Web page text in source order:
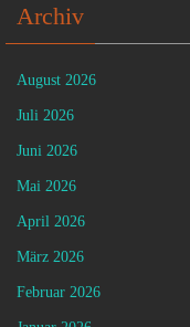
Archiv
August 2026
Juli 2026
Juni 2026
Mai 2026
April 2026
März 2026
Februar 2026